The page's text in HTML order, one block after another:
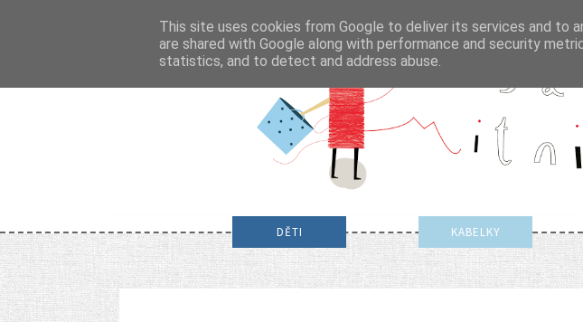
DĚTI KABELKY
This site uses cookies from Google to deliver its services and to
are shared with Google along with performance and security
statistics, and to detect and address abuse.